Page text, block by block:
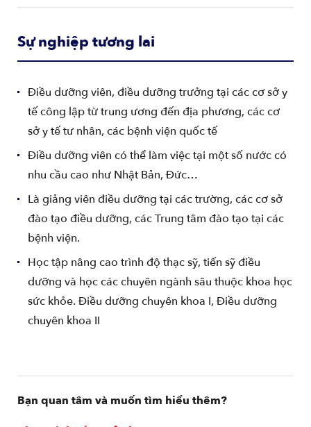
Sự nghiệp tương lai
Điều dưỡng viên, điều dưỡng trưởng tại các cơ sở y
tế công lập từ trung ương đến địa phương, các cơ
sở y tế tư nhân, các bệnh viện quốc tế
Điều dưỡng viên có thể làm việc tại một số nước có
nhu cầu cao như Nhật Bản, Đức…
Là giảng viên điều dưỡng tại các trường, các cơ sở
đào tạo điều dưỡng, các Trung tâm đào tạo tại các
bệnh viện.
Học tập nâng cao trình độ thạc sỹ, tiến sỹ điều
dưỡng và học các chuyên ngành sâu thuộc khoa học
sức khỏe. Điều dưỡng chuyên khoa I, Điều dưỡng
chuyên khoa II
Bạn quan tâm và muốn tìm hiểu thêm?